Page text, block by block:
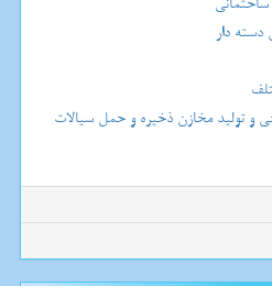
دسته دار
و تولید مخازن ذخیره و حمل سیالات